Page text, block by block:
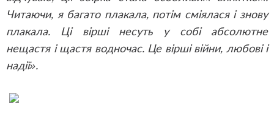
Читаючи, я багато плакала, потім сміялася і знову
плакала. Ці вірші несуть у собі абсолютне
нещастя і щастя водночас. Це вірші війни, любові і
надії».